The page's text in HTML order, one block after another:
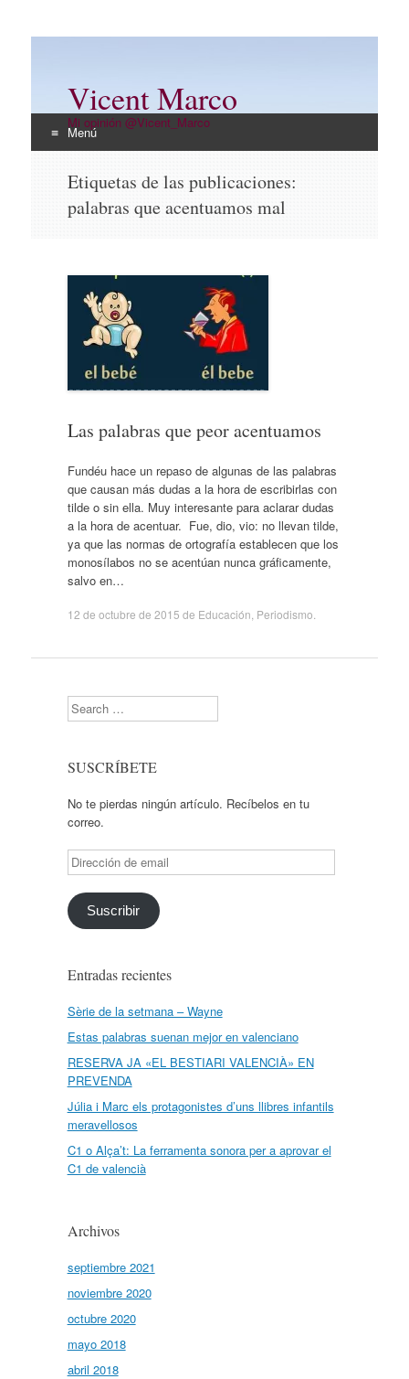
Vicent Marco
Mi opinión @Vicent_Marco
Menú
contenido
Etiquetas de las publicaciones:
palabras que acentuamos mal
Las palabras que peor acentuamos
Fundéu hace un repaso de algunas de las palabras
que causan más dudas a la hora de escribirlas con
tilde o sin ella. Muy interesante para aclarar dudas
a la hora de acentuar. Fue, dio, vio: no llevan tilde,
ya que las normas de ortografía establecen que los
monosílabos no se acentúan nunca gráficamente,
salvo en…
12 de octubre de 2015 de Educación Periodismo
Search
SUSCRÍBETE
No te pierdas ningún artículo. Recíbelos en tu
correo.
Dirección
de
email
Suscribir
Entradas recientes
Sèrie de la setmana – Wayne
Estas palabras suenan mejor en valenciano
RESERVA JA «EL BESTIARI VALENCIÀ» EN
PREVENDA
Júlia i Marc els protagonistes d’uns llibres infantils
meravellosos
C1 o Alça’t: La ferramenta sonora per a aprovar el
C1 de valencià
Archivos
septiembre 2021
noviembre 2020
octubre 2020
mayo 2018
abril 2018